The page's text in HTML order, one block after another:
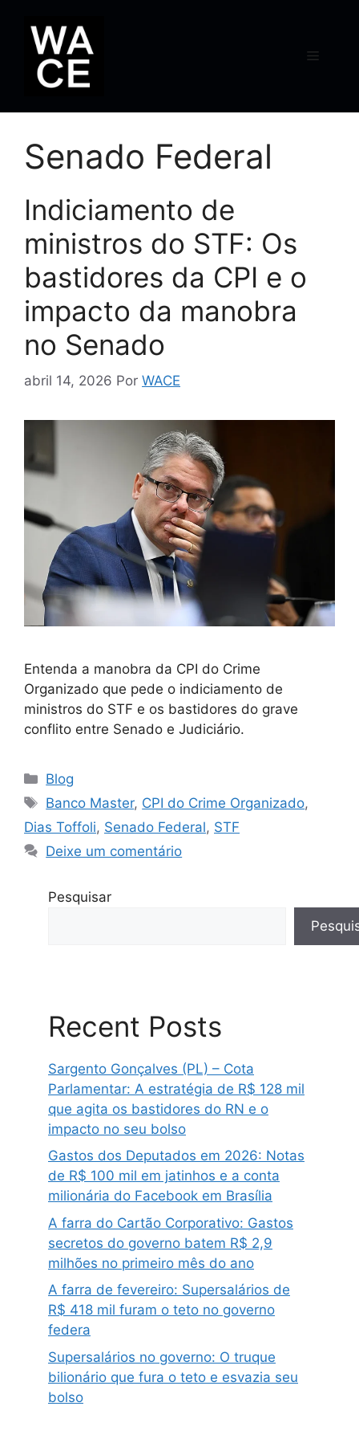
conteúdo
Menu
Senado Federal
Indiciamento de
ministros do STF: Os
bastidores da CPI e o
impacto da manobra
no Senado
abril 14, 2026 Por WACE
Entenda a manobra da CPI do Crime
Organizado que pede o indiciamento de
ministros do STF e os bastidores do grave
conflito entre Senado e Judiciário.
Categorias
Blog
Tags
Banco Master, CPI do Crime Organizado,
Dias Toffoli, Senado Federal, STF
Deixe um comentário
Pesquisar
Recent Posts
Sargento Gonçalves (PL) – Cota
Parlamentar: A estratégia de R$ 128 mil
que agita os bastidores do RN e o
impacto no seu bolso
Gastos dos Deputados em 2026: Notas
de R$ 100 mil em jatinhos e a conta
milionária do Facebook em Brasília
A farra do Cartão Corporativo: Gastos
secretos do governo batem R$ 2,9
milhões no primeiro mês do ano
A farra de fevereiro: Supersalários de
R$ 418 mil furam o teto no governo
federa
Supersalários no governo: O truque
bilionário que fura o teto e esvazia seu
bolso